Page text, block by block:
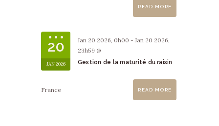
READ MORE
20
JAN 2026
Jan 20 2026, 0h00 - Jan 20 2026,
23h59 @
Gestion de la maturité du raisin
France READ MORE